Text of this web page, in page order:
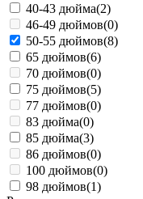
40-43 дюйма(2)
46-49 дюймов(0)
50-55 дюймов(8)
65 дюймов(6)
70 дюймов(0)
75 дюймов(5)
77 дюймов(0)
83 дюйма(0)
85 дюйма(3)
86 дюймов(0)
100 дюймов(0)
98 дюймов(1)